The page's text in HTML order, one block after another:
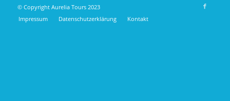
© Copyright Aurelia Tours 2023
Impressum
Datenschutzerklärung Kontakt